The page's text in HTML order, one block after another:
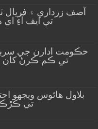
تي ايف آءِ اي
حڪومت ادارن جي
تي ڪم ڪرڻ
بلاول هائوس ويجهو
تي ڪڙڪي